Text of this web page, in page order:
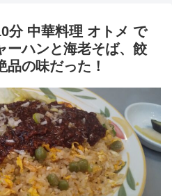
分 中華料理 オトメ で
ーハンと海老そば、餃
の味だった！